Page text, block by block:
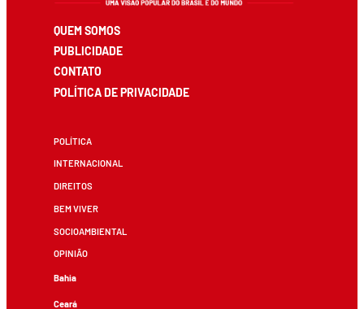
QUEM SOMOS
PUBLICIDADE
CONTATO
POLÍTICA DE PRIVACIDADE
POLÍTICA
INTERNACIONAL
DIREITOS
BEM VIVER
SOCIOAMBIENTAL
OPINIÃO
Bahia
Ceará